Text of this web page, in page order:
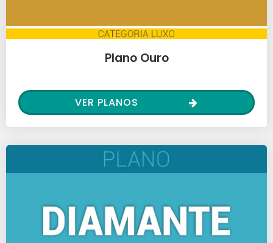
Plano Ouro
VER PLANOS